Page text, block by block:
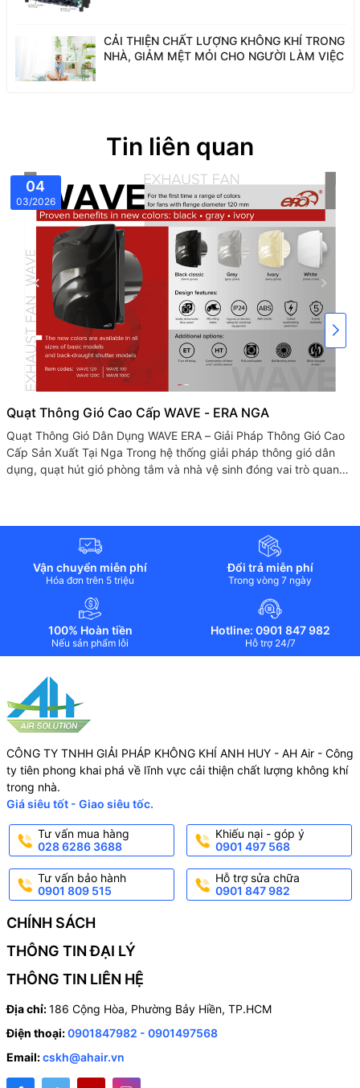
CẢI THIỆN CHẤT LƯỢNG KHÔNG KHÍ TRONG
NHÀ, GIẢM MỆT MỎI CHO NGƯỜI LÀM VIỆC
Tin liên quan
04
03/2026
Quạt Thông Gió Cao Cấp WAVE - ERA NGA
Quạt Thông Gió Dân Dụng WAVE ERA – Giải Pháp Thông Gió Cao
Cấp Sản Xuất Tại Nga Trong hệ thống giải pháp thông gió dân
dụng, quạt hút gió phòng tắm và nhà vệ sinh đóng vai trò quan
Vận chuyển miễn phí
Hóa đơn trên 5 triệu
Đổi trả miễn phí
Trong vòng 7 ngày
100% Hoàn tiền
Nếu sản phẩm lỗi
Hotline: 0901 847 982
Hỗ trợ 24/7
CÔNG TY TNHH GIẢI PHÁP KHÔNG KHÍ ANH HUY - AH Air - Công
ty tiên phong khai phá về lĩnh vực cải thiện chất lượng không khí
trong nhà.
Giá siêu tốt - Giao siêu tốc.
Tư vấn mua hàng
028 6286 3688
Khiếu nại - góp ý
0901 497 568
Tư vấn bảo hành
0901 809 515
Hỗ trợ sửa chữa
0901 847 982
CHÍNH SÁCH
THÔNG TIN ĐẠI LÝ
THÔNG TIN LIÊN HỆ
Địa chỉ:186 Cộng Hòa, Phường Bảy Hiền, TP.HCM
Điện thoại:0901847982 - 0901497568
Email:cskh@ahair.vn